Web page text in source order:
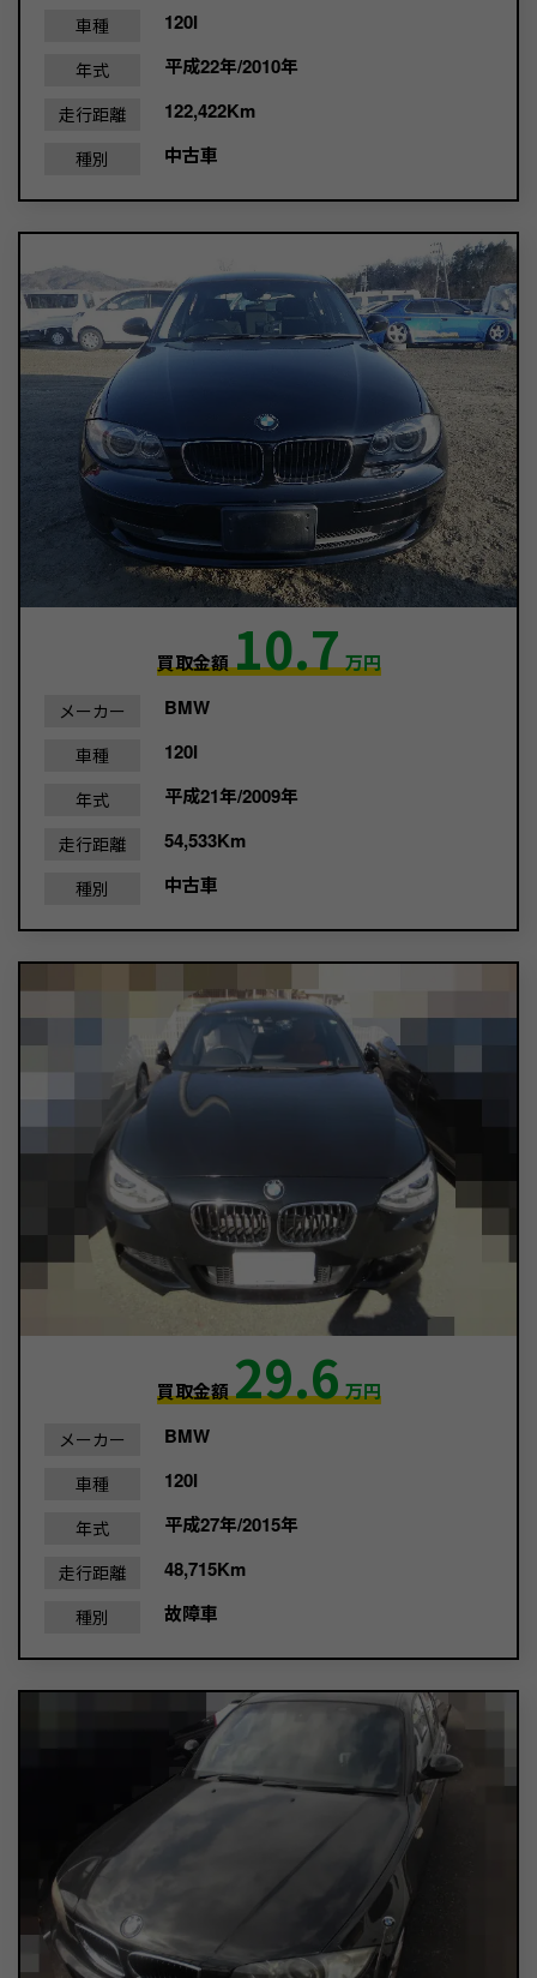
車種 120I
年式 平成22年/2010年
走行距離 122,422Km
種別 中古車
買取金額10.7万円
メーカー BMW
車種 120I
年式 平成21年/2009年
走行距離 54,533Km
種別 中古車
買取金額29.6万円
メーカー BMW
車種 120I
年式 平成27年/2015年
走行距離 48,715Km
種別 故障車